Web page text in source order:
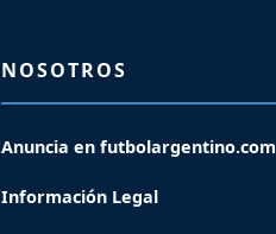
NOSOTROS
Anuncia en futbolargentino.com
Información Legal